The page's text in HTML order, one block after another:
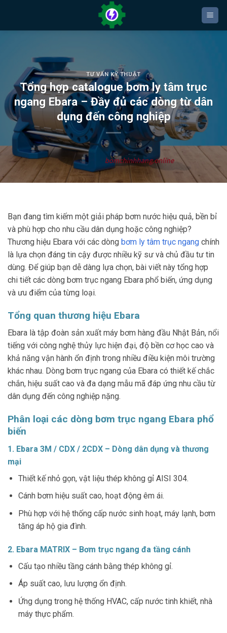
nội
TƯ VẤN KỸ THUẬT
Tổng hợp catalogue bơm ly tâm trục
ngang Ebara – Đầy đủ các dòng từ dân
dụng đến công nghiệp
Bạn đang tìm kiếm một giải pháp bơm nước hiệu quả, bền bỉ
và phù hợp cho nhu cầu dân dụng hoặc công nghiệp?
Thương hiệu Ebara với các dòng bơm ly tâm trục ngang chính
là lựa chọn đáng tin cậy được nhiều kỹ sư và chủ đầu tư tin
dùng. Để giúp bạn dễ dàng lựa chọn, bài viết này tổng hợp
chi tiết các dòng bơm trục ngang Ebara phổ biến, ứng dụng
và ưu điểm của từng loại.
Tổng quan thương hiệu Ebara
Ebara là tập đoàn sản xuất máy bơm hàng đầu Nhật Bản, nổi
tiếng với công nghệ thủy lực hiện đại, độ bền cơ học cao và
khả năng vận hành ổn định trong nhiều điều kiện môi trường
khác nhau. Dòng bơm trục ngang của Ebara có thiết kế chắc
chắn, hiệu suất cao và đa dạng mẫu mã đáp ứng nhu cầu từ
dân dụng đến công nghiệp nặng.
Phân loại các dòng bơm trục ngang Ebara phổ
biến
1. Ebara 3M / CDX / 2CDX – Dòng dân dụng và thương
mại
Thiết kế nhỏ gọn, vật liệu thép không gỉ AISI 304.
Cánh bơm hiệu suất cao, hoạt động êm ái.
Phù hợp với hệ thống cấp nước sinh hoạt, máy lạnh, bơm
tăng áp hộ gia đình.
2. Ebara MATRIX – Bơm trục ngang đa tầng cánh
Cấu tạo nhiều tầng cánh bằng thép không gỉ.
Áp suất cao, lưu lượng ổn định.
Ứng dụng trong hệ thống HVAC, cấp nước tinh khiết, nhà
máy thực phẩm.